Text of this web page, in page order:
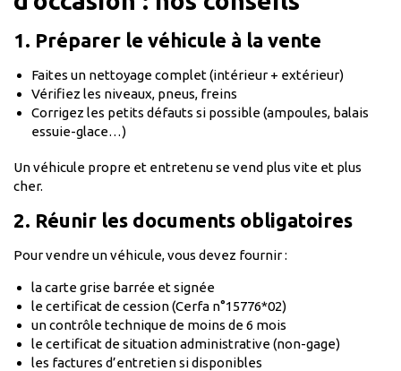
1. Préparer le véhicule à la vente
Faites un nettoyage complet (intérieur + extérieur)
Vérifiez les niveaux, pneus, freins
Corrigez les petits défauts si possible (ampoules, balais
essuie-glace…)
Un véhicule propre et entretenu se vend plus vite et plus
cher.
2. Réunir les documents obligatoires
Pour vendre un véhicule, vous devez fournir :
la carte grise barrée et signée
le certificat de cession (Cerfa n°15776*02)
un contrôle technique de moins de 6 mois
le certificat de situation administrative (non-gage)
les factures d’entretien si disponibles